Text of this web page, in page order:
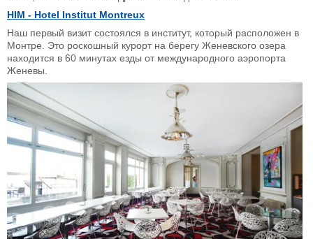
HIM - Hotel Institut Montreux
Наш первый визит состоялся в институт, который расположен в
Монтре. Это роскошный курорт на берегу Женевского озера
находится в 60 минутах езды от международного аэропорта
Женевы.